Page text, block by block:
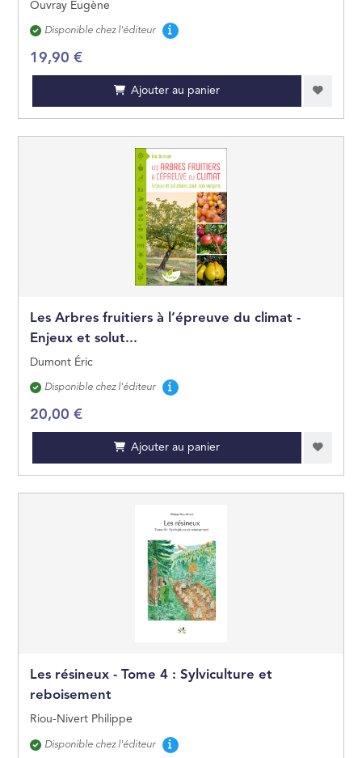
Ouvray Eugène
Disponibilité
Disponible chez l'éditeur
19,90 €
Ajouter au panier
Les Arbres fruitiers à l’épreuve du climat -
Enjeux et solut...
Dumont Éric
Disponibilité
Disponible chez l'éditeur
20,00 €
Ajouter au panier
Les résineux - Tome 4 : Sylviculture et
reboisement
Riou-Nivert Philippe
Disponibilité
Disponible chez l'éditeur